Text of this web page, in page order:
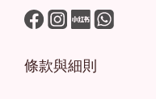
條款與細則